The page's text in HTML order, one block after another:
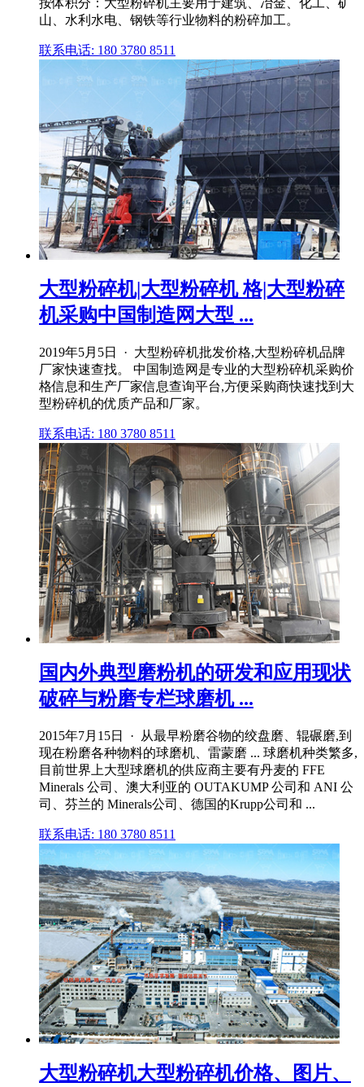
山、水利水电、钢铁等行业物料的粉碎加工。
联系电话: 180 3780 8511
大型粉碎机|大型粉碎机 格|大型粉碎
机采购中国制造网大型 ...
2019年5月5日 · 大型粉碎机批发价格,大型粉碎机品牌
厂家快速查找。 中国制造网是专业的大型粉碎机采购价
格信息和生产厂家信息查询平台,方便采购商快速找到大
型粉碎机的优质产品和厂家。
联系电话: 180 3780 8511
国内外典型磨粉机的研发和应用现状
破碎与粉磨专栏球磨机 ...
2015年7月15日 · 从最早粉磨谷物的绞盘磨、辊碾磨,到
现在粉磨各种物料的球磨机、雷蒙磨 ... 球磨机种类繁多,
目前世界上大型球磨机的供应商主要有丹麦的 FFE
Minerals 公司、澳大利亚的 OUTAKUMP 公司和 ANI 公
司、芬兰的 Minerals公司、德国的Krupp公司和 ...
联系电话: 180 3780 8511
大型粉碎机大型粉碎机价格、图片、